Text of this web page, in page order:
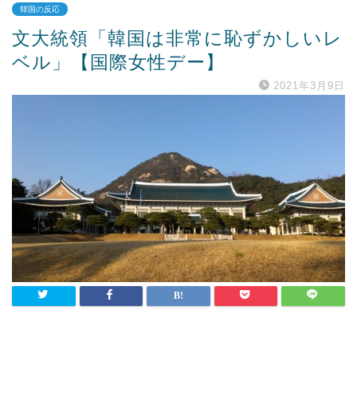
Powered by livedoor 相互RSS
韓国の反応
文大統領「韓国は非常に恥ずかしいレ
ベル」【国際女性デー】
2021年3月9日